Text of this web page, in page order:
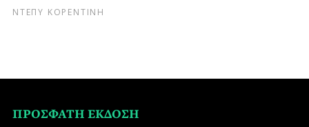
ΝΤΕΠΥ ΚΟΡΕΝΤΙΝΗ
ΠΡΟΣΦΑΤΗ ΕΚΔΟΣΗ